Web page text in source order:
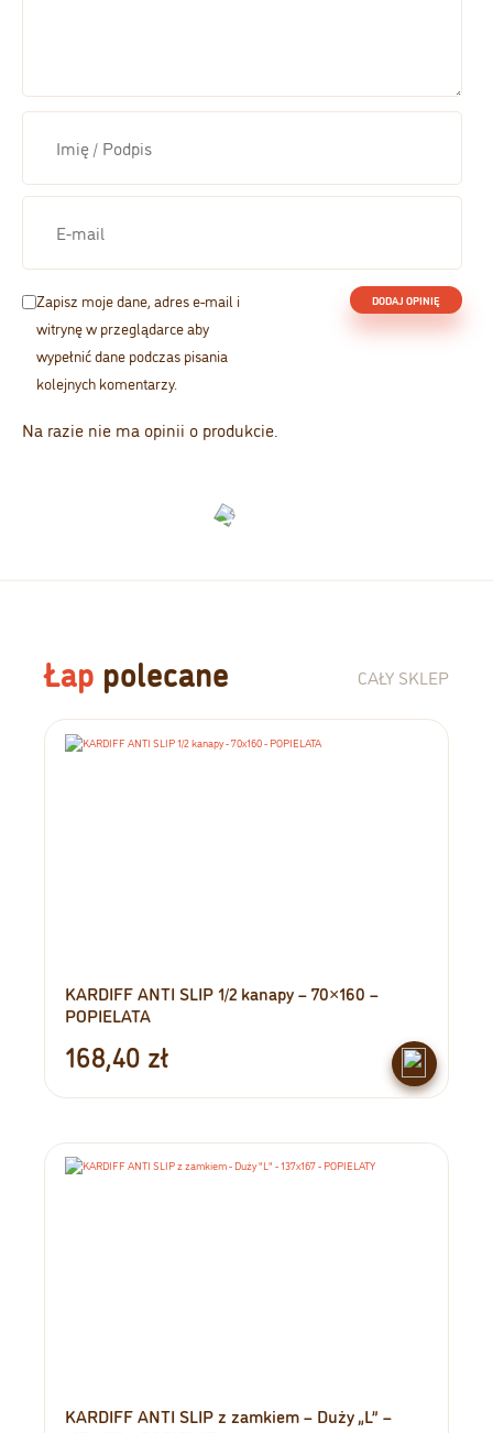
Zapisz moje dane, adres e-mail i
witrynę w przeglądarce aby
wypełnić dane podczas pisania
kolejnych komentarzy.
Na razie nie ma opinii o produkcie.
Łap polecane CAŁY SKLEP
KARDIFF ANTI SLIP 1/2 kanapy – 70×160 –
POPIELATA
168,40 zł
KARDIFF ANTI SLIP z zamkiem – Duży „L” –